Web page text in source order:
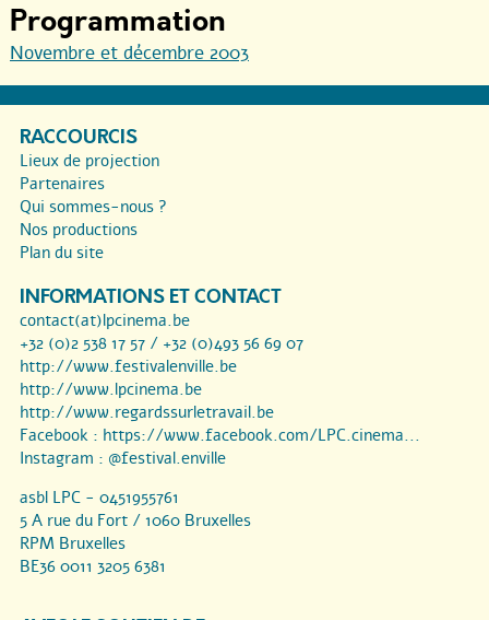
Programmation
Novembre et décembre 2003
RACCOURCIS
Lieux de projection
Partenaires
Qui sommes-nous ?
Nos productions
Plan du site
INFORMATIONS ET CONTACT
contact(at)lpcinema.be
+32 (0)2 538 17 57 / +32 (0)493 56 69 07
http://www.festivalenville.be
http://www.lpcinema.be
http://www.regardssurletravail.be
Facebook : https://www.facebook.com/LPC.cinema...
Instagram : @festival.enville
asbl LPC - 0451955761
5 A rue du Fort / 1060 Bruxelles
RPM Bruxelles
BE36 0011 3205 6381